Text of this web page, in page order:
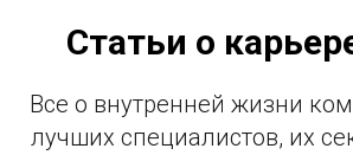
Статьи о
Все о внутренней жизни
лучших специалистов, их